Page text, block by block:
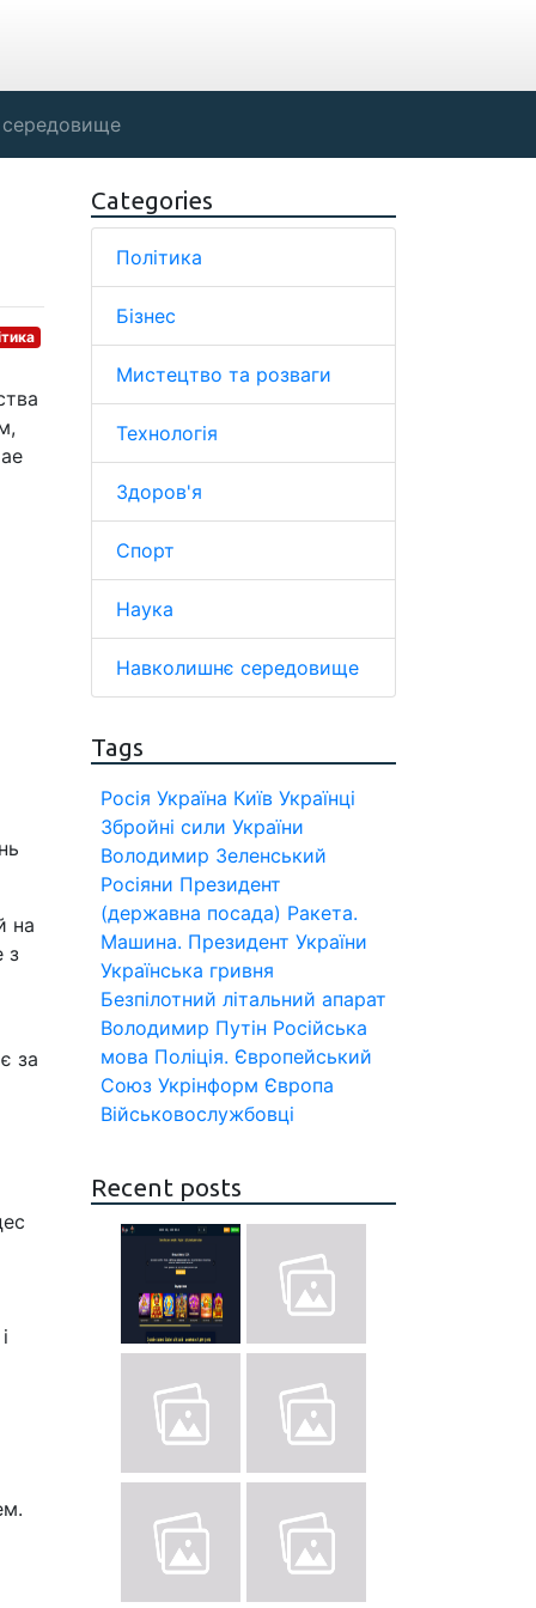
на
з
за
Categories
Політика
Бізнес
Мистецтво та розваги
Технологія
Здоров'я
Спорт
Наука
Навколишнє середовище
Tags
Росія Україна Київ Українці
Збройні сили України
Володимир Зеленський
Росіяни Президент
(державна посада) Ракета.
Машина. Президент України
Українська гривня
Безпілотний літальний апарат
Володимир Путін Російська
мова Поліція. Європейський
Союз Укрінформ Європа
Військовослужбовці
Recent posts